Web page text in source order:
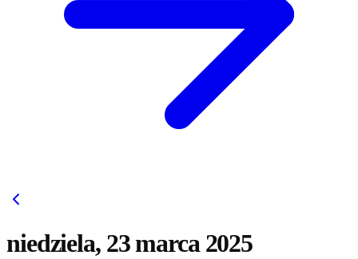
niedziela, 23 marca 2025